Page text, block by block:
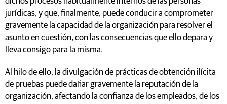
jurídicas, y que, finalmente, puede conducir a comprometer
gravemente la capacidad de la organización para resolver el
asunto en cuestión, con las consecuencias que ello depara y
lleva consigo para la misma.
Al hilo de ello, la divulgación de prácticas de obtención ilícita
de pruebas puede dañar gravemente la reputación de la
organización, afectando la confianza de los empleados, de los